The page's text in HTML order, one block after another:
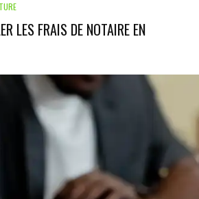
LES FRAIS DE NOTAIRE EN